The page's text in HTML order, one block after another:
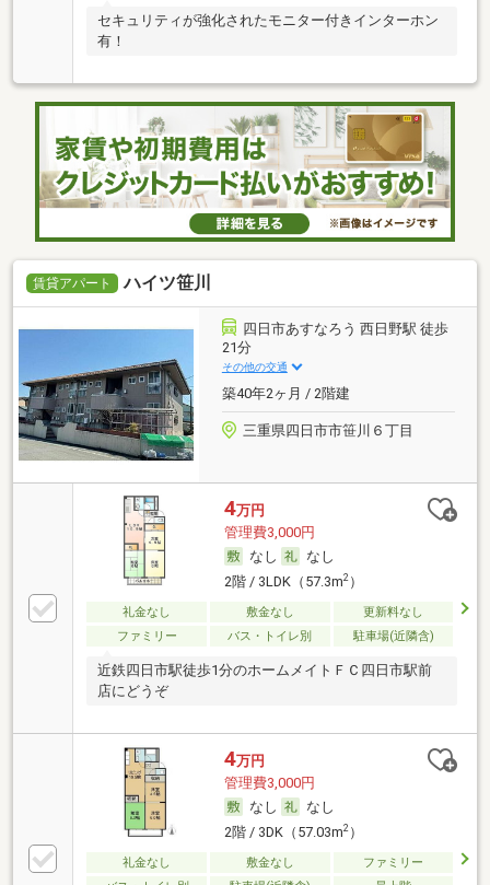
セキュリティが強化されたモニター付きインターホン
有！
賃貸アパート ハイツ笹川
四日市あすなろう 西日野駅 徒歩
21分
その他の交通
築40年2ヶ月 / 2階建
三重県四日市市笹川６丁目
4万円
管理費3,000円
なし
なし
2階 / 3LDK（57.3m2）
礼金なし 敷金なし
更新料なし
ファミリー
バス・トイレ別 駐車場(近隣含)
近鉄四日市駅徒歩1分のホームメイトＦＣ四日市駅前
店にどうぞ
4万円
管理費3,000円
なし
なし
2階 / 3DK（57.03m2）
礼金なし 敷金なし
ファミリー